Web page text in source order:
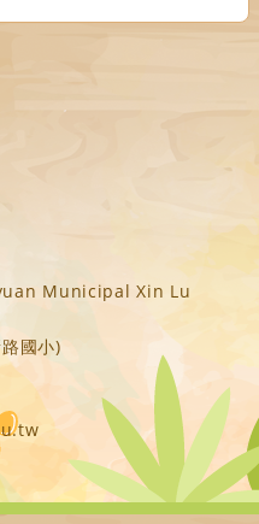
Municipal Xin Lu
國小)